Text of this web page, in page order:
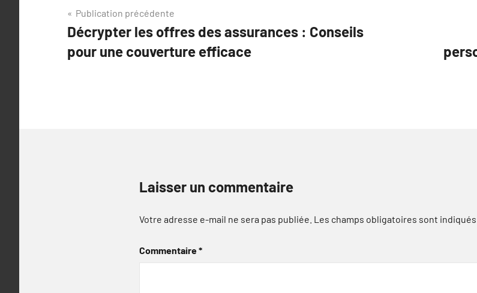
Navigation
de
l’article
Publication précédente
Décrypter les offres des assurances : Conseils
pour une couverture efficace
Laisser un commentaire
Votre adresse e-mail ne sera pas publiée. Les champs obligatoires sont
Commentaire*